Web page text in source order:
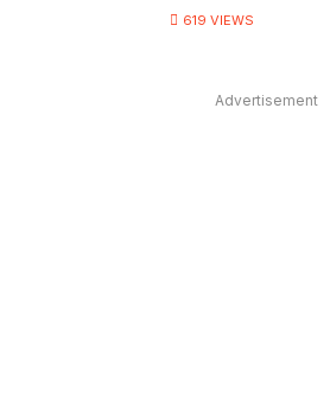
619 VIEWS
Advertisement